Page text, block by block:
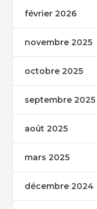
février 2026
novembre 2025
octobre 2025
septembre 2025
août 2025
mars 2025
décembre 2024